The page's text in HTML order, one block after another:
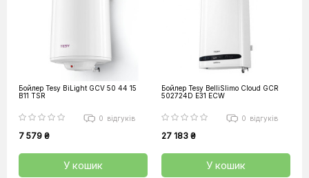
Бойлер Tesy BiLight GCV 50 44 15
B11 TSR
0 відгуків
7 579 ₴
У кошик
Бойлер Tesy BelliSlimo Cloud GCR
502724D E31 ECW
0 відгуків
27 183 ₴
У кошик